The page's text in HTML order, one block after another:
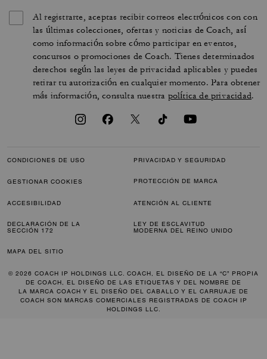
Al registrarte, aceptas recibir correos electrónicos con con
las últimas colecciones, ofertas y noticias de Coach, así
como información sobre cómo participar en eventos,
concursos o promociones de Coach. Tienes determinados
derechos según las leyes de privacidad aplicables y puedes
retirar tu autorización en cualquier momento. Para obtener
más información, consulta nuestra política de privacidad.
CONDICIONES DE USO PRIVACIDAD Y SEGURIDAD
GESTIONAR COOKIES PROTECCIÓN DE MARCA
ACCESIBILIDAD ATENCIÓN AL CLIENTE
DECLARACIÓN DE LA
SECCIÓN 172
LEY DE ESCLAVITUD
MODERNA DEL REINO UNIDO
MAPA DEL SITIO
© 2026 COACH IP HOLDINGS LLC. COACH, EL DISEÑO DE LA “C” PROPIA
DE COACH, EL DISEÑO DE LAS ETIQUETAS Y DEL NOMBRE DE
LA MARCA COACH Y EL DISEÑO DEL CABALLO Y EL CARRUAJE DE
COACH SON MARCAS COMERCIALES REGISTRADAS DE COACH IP
HOLDINGS LLC.